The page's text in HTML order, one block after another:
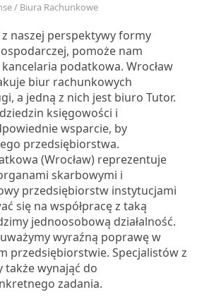
/ Biura Rachunkowe
naszej perspektywy formy
pomoże nam
podatkowa. Wrocław
biur rachunkowych
a jedną z nich jest biuro Tutor.
księgowości i
wsparcie, by
przedsiębiorstwa.
(Wrocław) reprezentuje
skarbowymi i
przedsiębiorstw instytucjami
się na współpracę z taką
jednoosobową działalność.
wyraźną poprawę w
przedsiębiorstwie. Specjalistów z
wynająć do
zadania.